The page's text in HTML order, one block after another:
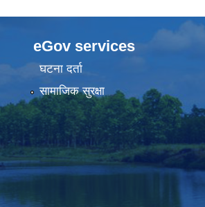
eGov services
घटना दर्ता
सामाजिक सुरक्षा